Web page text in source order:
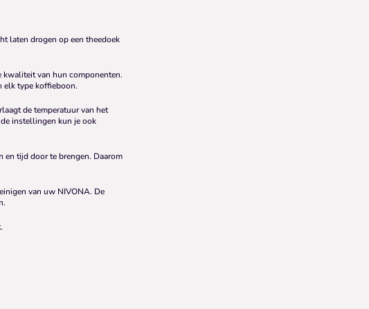
laten drogen op een theedoek
van hun componenten.
elk type koffieboon.
de temperatuur van het
instellingen kun je ook
en tijd door te brengen. Daarom
van uw NIVONA. De